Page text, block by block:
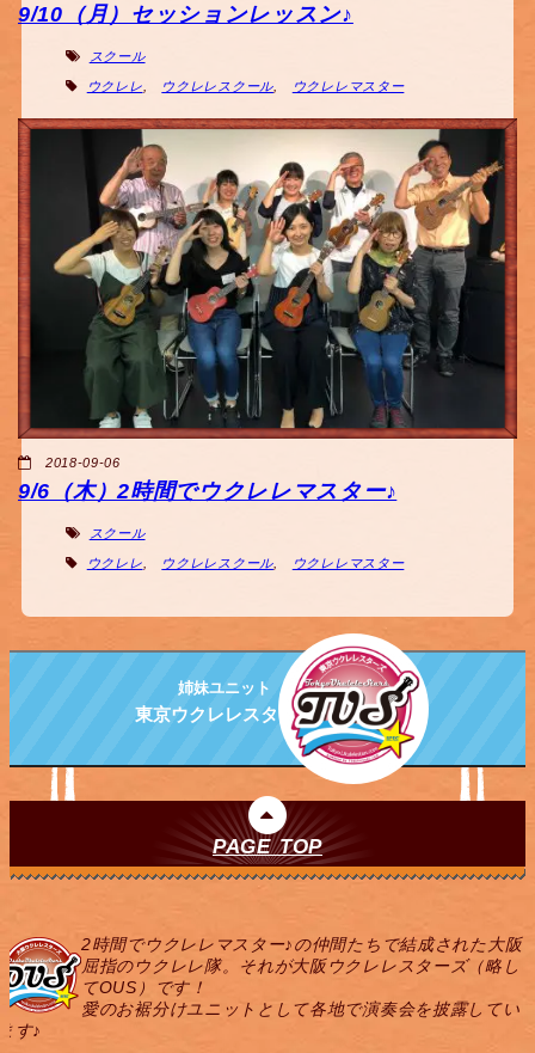
9/10（月）セッションレッスン♪
スクール
ウクレレ ウクレレスクール, ウクレレマスター
2018-09-06
9/6（木）2時間でウクレレマスター♪
スクール
ウクレレ ウクレレスクール, ウクレレマスター
姉妹ユニット
東京ウクレレスターズ
PAGE TOP
2時間でウクレレマスター♪の仲間たちで結成された大阪
屈指のウクレレ隊。それが大阪ウクレレスターズ（略し
てOUS）です！
愛のお裾分けユニットとして各地で演奏会を披露してい
す♪